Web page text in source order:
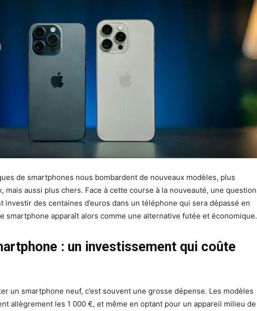
de smartphones nous bombardent de nouveaux modèles, plus
mais aussi plus chers. Face à cette course à la nouveauté, une question
investir des centaines d’euros dans un téléphone qui sera dépassé en
smartphone apparaît alors comme une alternative futée et économique.
: un investissement qui coûte
un smartphone neuf, c’est souvent une grosse dépense. Les modèles
allègrement les 1 000 €, et même en optant pour un appareil milieu de